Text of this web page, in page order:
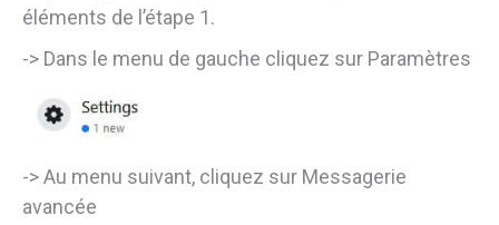
éléments de l’étape 1.
-> Dans le menu de gauche cliquez sur Paramètres
-> Au menu suivant, cliquez sur Messagerie
avancée